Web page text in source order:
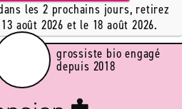
les 2 prochains jours, retirez
août 2026 et le 18 août 2026.
grossiste bio engagé
depuis 2018